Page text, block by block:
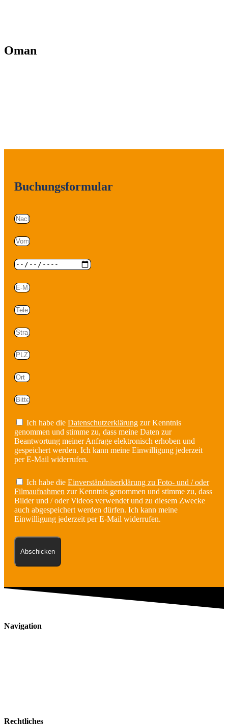
Oman
Buchungsformular
Ich habe die Datenschutzerklärung zur Kenntnis
genommen und stimme zu, dass meine Daten zur
Beantwortung meiner Anfrage elektronisch erhoben und
gespeichert werden. Ich kann meine Einwilligung jederzeit
per E-Mail widerrufen.
Ich habe die Einverständniserklärung zu Foto- und / oder
Filmaufnahmen zur Kenntnis genommen und stimme zu, dass
Bilder und / oder Videos verwendet und zu diesem Zwecke
auch abgespeichert werden dürfen. Ich kann meine
Einwilligung jederzeit per E-Mail widerrufen.
Abschicken
Navigation
Rechtliches